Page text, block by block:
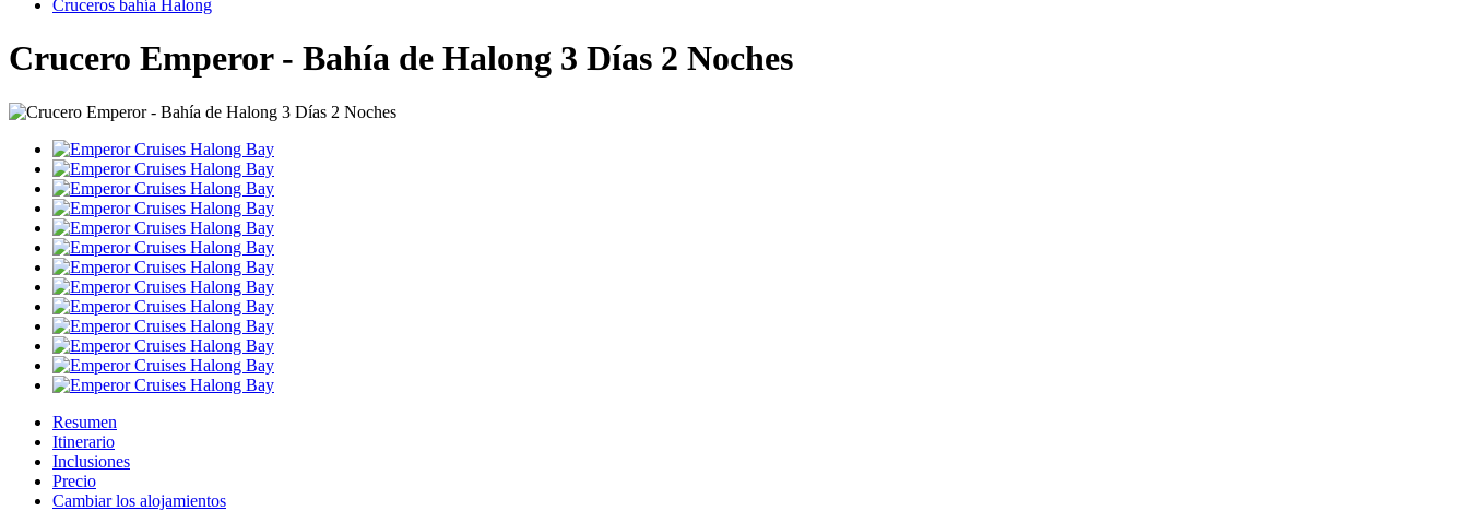
Cruceros bahía Halong
Crucero Emperor - Bahía de Halong 3 Días 2 Noches
Resumen
Itinerario
Inclusiones
Precio
Cambiar los alojamientos